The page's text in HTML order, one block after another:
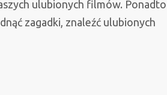
ulubionych filmów. Ponadto
zagadki, znaleźć ulubionych